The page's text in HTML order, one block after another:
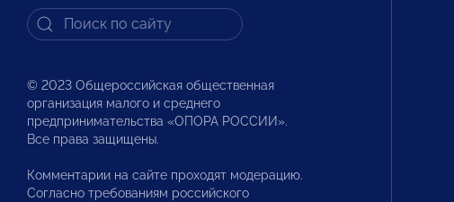
© 2023 Общероссийская общественная
организация малого и среднего
предпринимательства «ОПОРА РОССИИ».
Все права защищены.
Комментарии на сайте проходят модерацию.
Согласно требованиям российского